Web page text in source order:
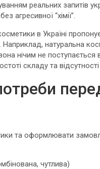
реальних запитів
агресивної “хімії”.
в Україні
Наприклад, натуральна
нічим не
складу та
та оформлювати
чутлива)